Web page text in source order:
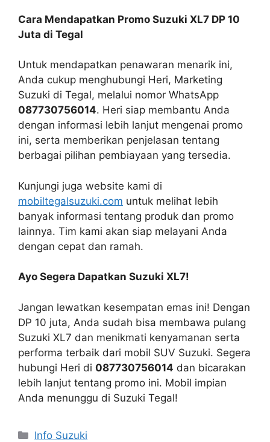
Cara Mendapatkan Promo Suzuki XL7 DP 10
Juta di Tegal
Untuk mendapatkan penawaran menarik ini,
Anda cukup menghubungi Heri, Marketing
Suzuki di Tegal, melalui nomor WhatsApp
087730756014. Heri siap membantu Anda
dengan informasi lebih lanjut mengenai promo
ini, serta memberikan penjelasan tentang
berbagai pilihan pembiayaan yang tersedia.
Kunjungi juga website kami di
mobiltegalsuzuki.com untuk melihat lebih
banyak informasi tentang produk dan promo
lainnya. Tim kami akan siap melayani Anda
dengan cepat dan ramah.
Ayo Segera Dapatkan Suzuki XL7!
Jangan lewatkan kesempatan emas ini! Dengan
DP 10 juta, Anda sudah bisa membawa pulang
Suzuki XL7 dan menikmati kenyamanan serta
performa terbaik dari mobil SUV Suzuki. Segera
hubungi Heri di 087730756014 dan bicarakan
lebih lanjut tentang promo ini. Mobil impian
Anda menunggu di Suzuki Tegal!
Info Suzuki